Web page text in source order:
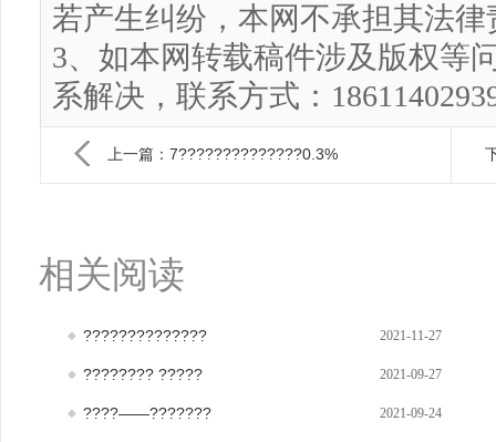
若产生纠纷，本网不承担其法律
3、如本网转载稿件涉及版权等
系解决，联系方式：
上一篇：7??????????????0.3%
相关阅读
?????????????? 2021-11-27
???????? ????? 2021-09-27
????——??????? 2021-09-24